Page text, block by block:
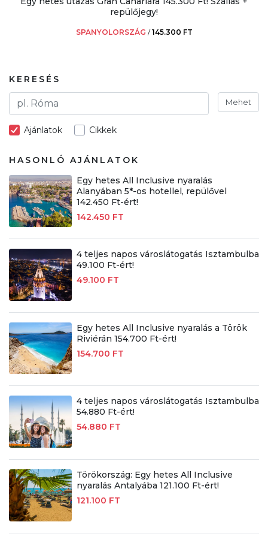
repülőjegy!
SPANYOLORSZÁG /145.300 FT
KERESÉS
Mehet
Ajánlatok Cikkek
HASONLÓ AJÁNLATOK
Egy hetes All Inclusive nyaralás
Alanyában 5*-os hotellel, repülővel
142.450 Ft-ért!
142.450 FT
4 teljes napos városlátogatás Isztambulba
49.100 Ft-ért!
49.100 FT
Egy hetes All Inclusive nyaralás a Török
Riviérán 154.700 Ft-ért!
154.700 FT
4 teljes napos városlátogatás Isztambulba
54.880 Ft-ért!
54.880 FT
Törökország: Egy hetes All Inclusive
nyaralás Antalyába 121.100 Ft-ért!
121.100 FT